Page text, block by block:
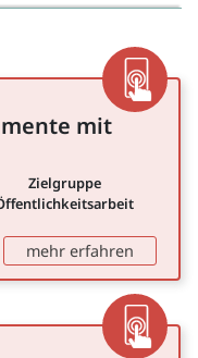
mitApp
Zielgruppe
mehr erfahren